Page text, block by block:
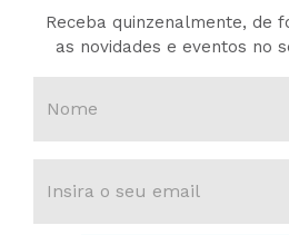
Receba quinzenalmente, de
as novidades e eventos no